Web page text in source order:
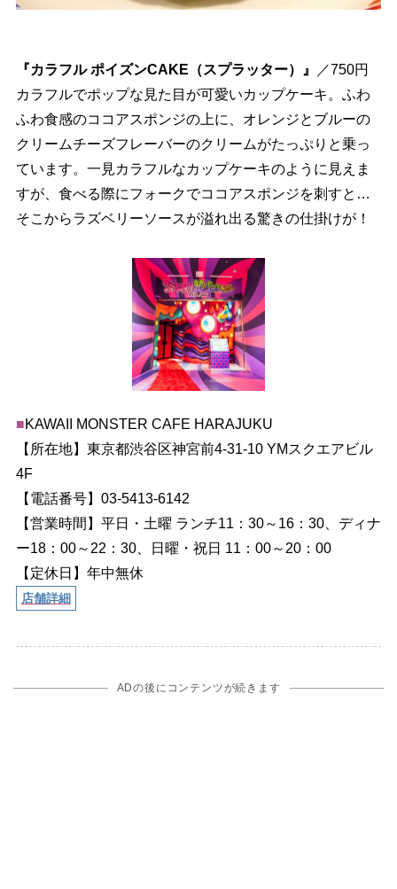
『カラフル ポイズンCAKE（スプラッター）』
／750円
カラフルでポップな見た目が可愛いカップケーキ。ふわ
ふわ食感のココアスポンジの上に、オレンジとブルーの
クリームチーズフレーバーのクリームがたっぷりと乗っ
ています。一見カラフルなカップケーキのように見えま
すが、食べる際にフォークでココアスポンジを刺すと…
そこからラズベリーソースが溢れ出る驚きの仕掛けが！
■KAWAII MONSTER CAFE HARAJUKU
【所在地】東京都渋谷区神宮前4-31-10 YMスクエアビル
4F
【電話番号】03-5413-6142
【営業時間】平日・土曜 ランチ11：30～16：30、ディナ
ー18：00～22：30、日曜・祝日 11：00～20：00
【定休日】年中無休
店舗詳細
ADの後にコンテンツが続きます